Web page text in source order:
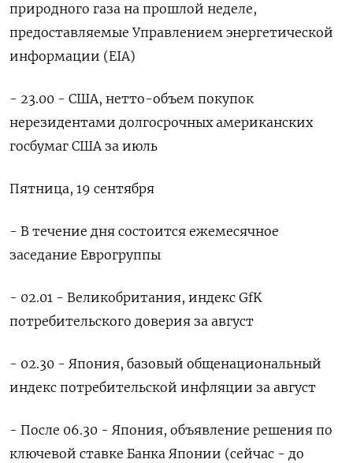
природного газа на прошлой неделе,
предоставляемые Управлением энергетической
информации (EIA)
- 23.00 - США, нетто-объем покупок
нерезидентами долгосрочных американских
госбумаг США за июль
Пятница, 19 сентября
- В течение дня состоится ежемесячное
заседание Еврогруппы
- 02.01 - Великобритания, индекс GfK
потребительского доверия за август
- 02.30 - Япония, базовый общенациональный
индекс потребительской инфляции за август
- После 06.30 - Япония, объявление решения по
ключевой ставке Банка Японии (сейчас - до